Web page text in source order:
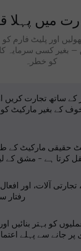
میں پہلا
اور پلیٹ فارم
— بغیر کسی سرمایہ
کو خطرہ
کے ساتھ تجارت کریں
کے بغیر مارکیٹ
حقیقی مارکیٹ کے
کرتا ہے - مشق کے
تجارتی آلات، اور
رفتار
کو بہتر بنائیں
پر جانے سے پہلے